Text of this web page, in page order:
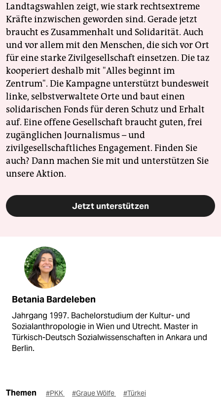
Landtagswahlen zeigt, wie stark rechtsextreme
Kräfte inzwischen geworden sind. Gerade jetzt
braucht es Zusammenhalt und Solidarität. Auch
und vor allem mit den Menschen, die sich vor Ort
für eine starke Zivilgesellschaft einsetzen. Die taz
kooperiert deshalb mit "Alles beginnt im
Zentrum". Die Kampagne unterstützt bundesweit
linke, selbstverwaltete Orte und baut einen
solidarischen Fonds für deren Schutz und Erhalt
auf. Eine offene Gesellschaft braucht guten, frei
zugänglichen Journalismus – und
zivilgesellschaftliches Engagement. Finden Sie
auch? Dann machen Sie mit und unterstützen Sie
unsere Aktion.
Jetzt unterstützen
Betania Bardeleben
Jahrgang 1997. Bachelorstudium der Kultur- und
Sozialanthropologie in Wien und Utrecht. Master in
Türkisch-Deutsch Sozialwissenschaften in Ankara und
Berlin.
Themen #PKK #Graue Wölfe #Türkei